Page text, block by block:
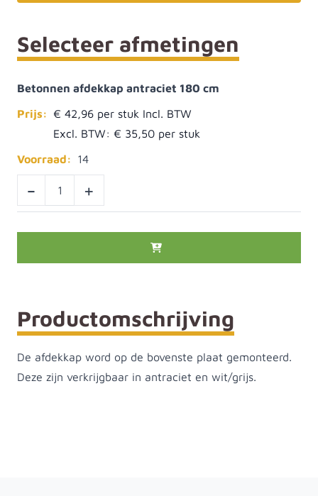
Selecteer afmetingen
Betonnen afdekkap antraciet 180 cm
Prijs: € 42,96
Excl. BTW: € 35,50
Voorraad:
14
- +
Productomschrijving
De afdekkap word op de bovenste plaat gemonteerd.
Deze zijn verkrijgbaar in antraciet en wit/grijs.